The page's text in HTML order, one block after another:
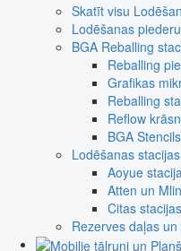
Skatīt visu
Lodēšanas
BGA Reballing
Reballing
Grafikas
Reballing
Reflow
BGA
Lodēšanas stacijas
Aoyue
Atten un
Citas stacijas
Rezerves daļas